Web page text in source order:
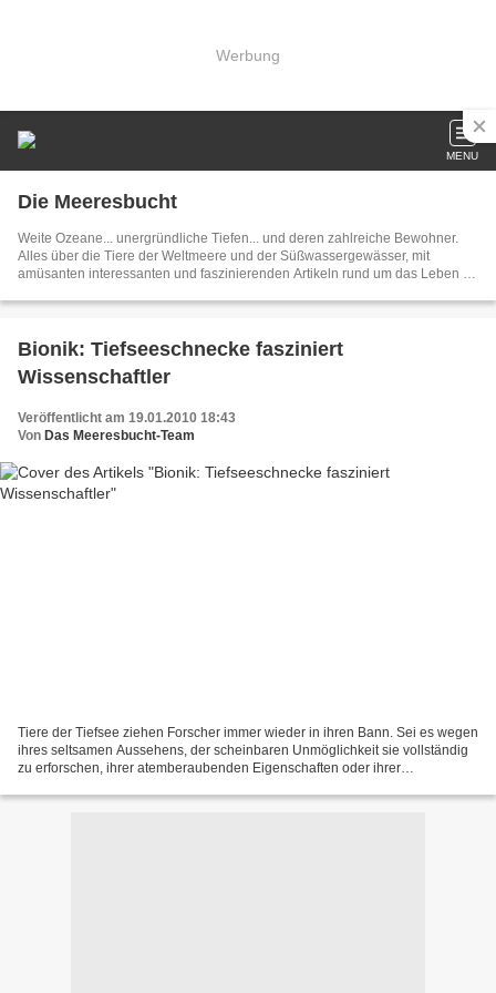
Werbung
MENU
Die Meeresbucht
Weite Ozeane... unergründliche Tiefen... und deren zahlreiche Bewohner.
Alles über die Tiere der Weltmeere und der Süßwassergewässer, mit
amüsanten interessanten und faszinierenden Artikeln rund um das Leben im
Bionik: Tiefseeschnecke fasziniert
Wissenschaftler
Veröffentlicht am 19.01.2010 18:43
Von Das Meeresbucht-Team
Tiere der Tiefsee ziehen Forscher immer wieder in ihren Bann. Sei es wegen
ihres seltsamen Aussehens, der scheinbaren Unmöglichkeit sie vollständig
zu erforschen, ihrer atemberaubenden Eigenschaften oder ihrer